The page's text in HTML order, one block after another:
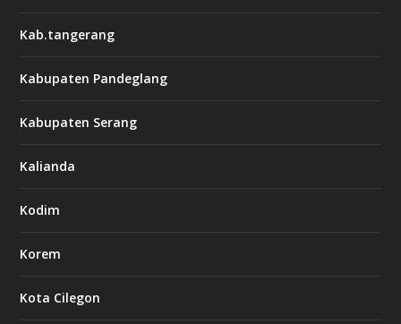
Kab.tangerang
Kabupaten Pandeglang
Kabupaten Serang
Kalianda
Kodim
Korem
Kota Cilegon